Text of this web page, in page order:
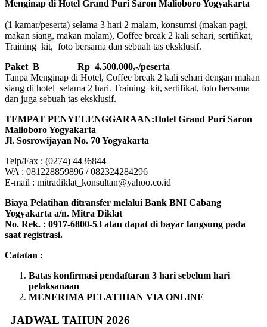
Menginap di Hotel Grand Puri Saron Malioboro Yogyakarta
(1 kamar/peserta) selama 3 hari 2 malam, konsumsi (makan pagi,
makan siang, makan malam), Coffee break 2 kali sehari, sertifikat,
Training kit, foto bersama dan sebuah tas eksklusif.
Paket B
Rp 4.500.000,-/peserta
Tanpa Menginap di Hotel, Coffee break 2 kali sehari dengan makan
siang di hotel selama 2 hari. Training kit, sertifikat, foto bersama
dan juga sebuah tas eksklusif.
TEMPAT PENYELENGGARAAN:Hotel Grand Puri Saron
Malioboro Yogyakarta
Jl. Sosrowijayan No. 70 Yogyakarta
Telp/Fax : (0274) 4436844
WA : 081228859896 / 082324284296
E-mail : mitradiklat_konsultan@yahoo.co.id
Biaya Pelatihan ditransfer melalui Bank BNI Cabang
Yogyakarta a/n. Mitra Diklat
No. Rek. : 0917-6800-53 atau dapat di bayar langsung pada
saat registrasi.
Catatan :
Batas konfirmasi pendaftaran 3 hari sebelum hari
pelaksanaan
MENERIMA PELATIHAN VIA ONLINE
JADWAL TAHUN 2026